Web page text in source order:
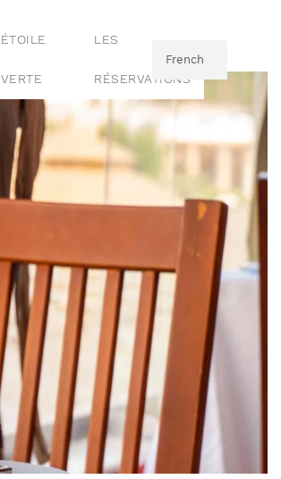
ÉTOILE
VERTE
LES
RÉSERVATIONS
French
EnglishFrench
ItalianFrench
PolishFrench
French
Czech French
Dutch French
Ukranian